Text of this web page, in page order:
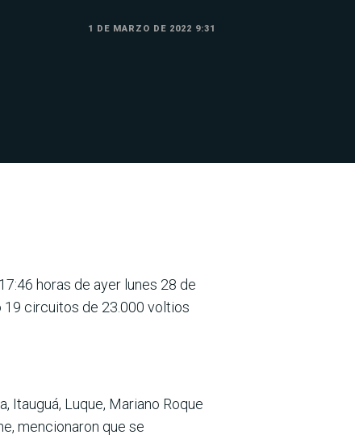
1 DE MARZO DE 2022 9:31
horas de ayer lunes 28 de
circuitos de 23.000 voltios
Itauguá, Luque, Mariano Roque
mencionaron que se